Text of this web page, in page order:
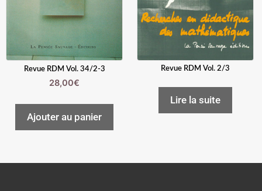
Revue RDM Vol. 34/2-3
28,00€
Ajouter au panier
Revue RDM Vol. 2/3
Lire la suite